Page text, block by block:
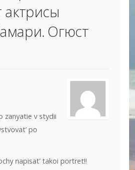
актрисы
Огюст
zanyatie v stydii
po
napisat’ takoi portret!!